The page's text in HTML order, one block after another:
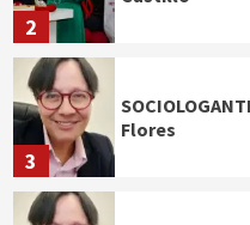
2
3
Flores